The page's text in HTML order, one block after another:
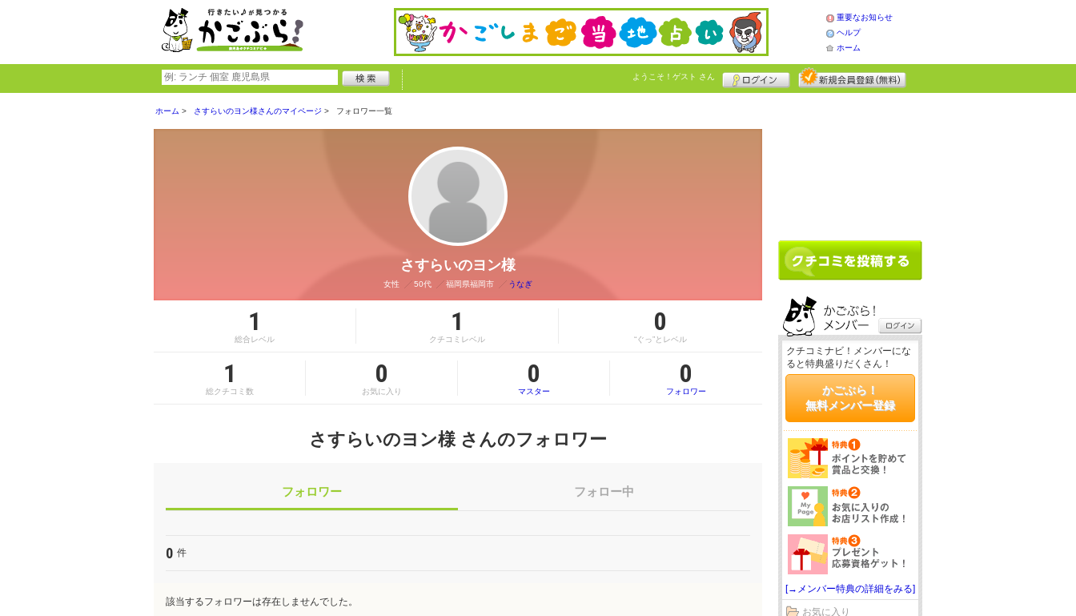
重要なお知らせ
ヘルプ
ホーム
ようこそ！ ゲスト さん
ホーム さすらいのヨン様さんのマイページ フォロワー一覧
さすらいのヨン様
女性 50代 福岡県福岡市 うなぎ
1
総合レベル
1
クチコミレベル
0
“ぐっ”とレベル
1
総クチコミ数
0
お気に入り
0
マスター
0
フォロワー
さすらいのヨン様 さんのフォロワー
フォロワー フォロー中
0 件
該当するフォロワーは存在しませんでした。
クチコミナビ！メンバーにな
ると特典盛りだくさん！
かごぶら！
無料メンバー登録
[→メンバー特典の詳細をみる]
お気に入り